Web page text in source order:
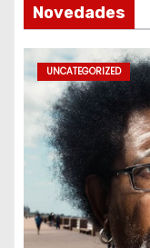
Novedades
UNCATEGORIZED